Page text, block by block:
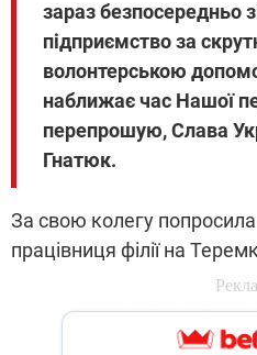
зараз безпосередньо
підприємство за
волонтерською
наближає час Нашої
перепрошую, Слава
Гнатюк.
За свою колегу
працівниця філії на